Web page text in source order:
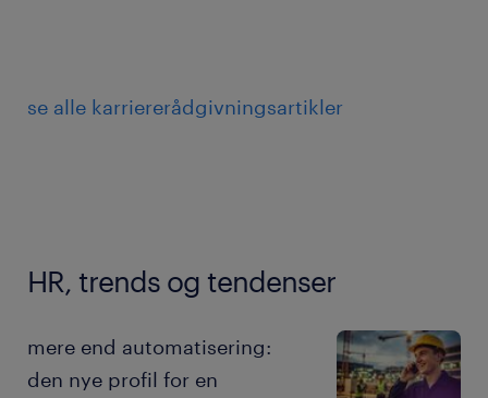
se alle karriererådgivningsartikler
HR, trends og tendenser
mere end automatisering:
den nye profil for en